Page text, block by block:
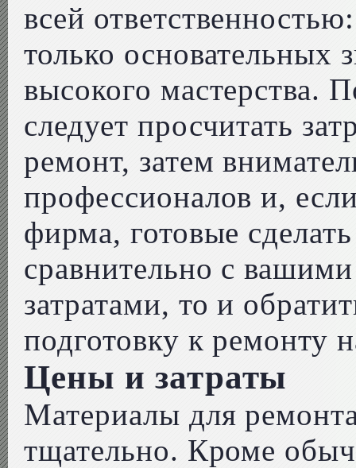
всей
только основательных
высокого мастерства.
следует просчитать
ремонт, затем
профессионалов и,
фирма, готовые
сравнительно с
затратами, то и
подготовку к ремонту
Цены и затраты
Материалы для
тщательно. Кроме